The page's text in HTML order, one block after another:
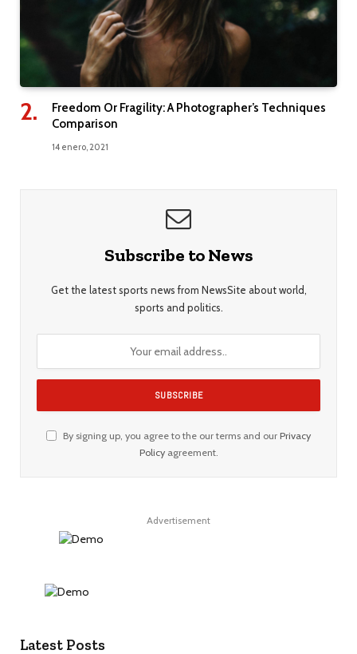
Freedom Or Fragility: A Photographer’s Techniques
Comparison
14 enero, 2021
Subscribe to News
Get the latest sports news from NewsSite about world,
sports and politics.
By signing up, you agree to the our terms and our Privacy
Policyagreement.
Advertisement
Latest Posts